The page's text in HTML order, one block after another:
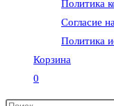
Политика
Согласие
Политика
Корзина
0